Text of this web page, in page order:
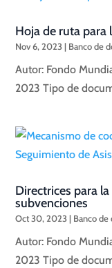
Hoja de ruta
Nov 6, 2023| Banco de
Autor: Fondo
2023 Tipo de
Directrices para
subvenciones
Oct 30, 2023| Banco
Autor: Fondo
2023 Tipo de